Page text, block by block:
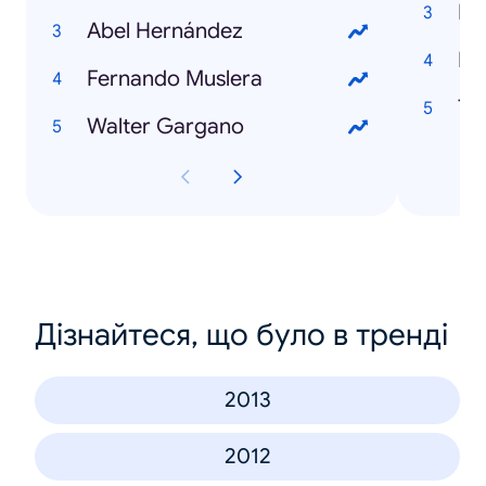
Abel Hernández
Fernando Muslera
Walter Gargano
Дізнайтеся, що було в тренді
2013
2012